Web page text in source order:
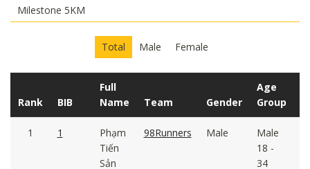
Milestone 5KM
Total Male Female
Rank BIB
Full
Name
Team Gender
Age
Group
1 1
Phạm
Tiến
Sản
98Runners Male
Male
18 -
34